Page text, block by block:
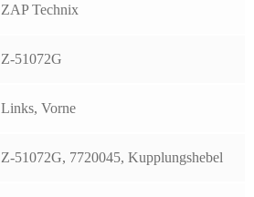
ZAP Technix
Z-51072G
Links, Vorne
Z-51072G, 7720045, Kupplungshebel